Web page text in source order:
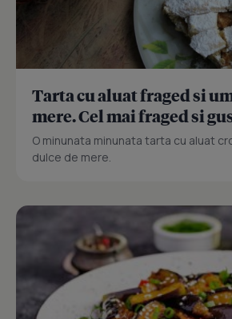
Tarta cu aluat fraged si
mere. Cel mai fraged si
O minunata minunata tarta cu aluat
dulce de mere.